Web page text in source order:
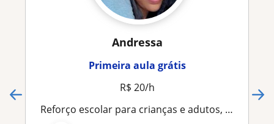
Andressa
Primeira aula grátis
R$ 20/h
Reforço escolar para crianças e adutos, a educação é para todos